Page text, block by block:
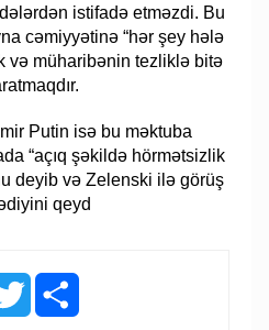
istifadə etməzdi. Bu
cəmiyyətinə “hər şey hələ
və müharibənin tezliklə bitə
Putin isə bu məktuba
“açıq şəkildə hörmətsizlik
deyib və Zelenski ilə görüş
qeyd
Twitter